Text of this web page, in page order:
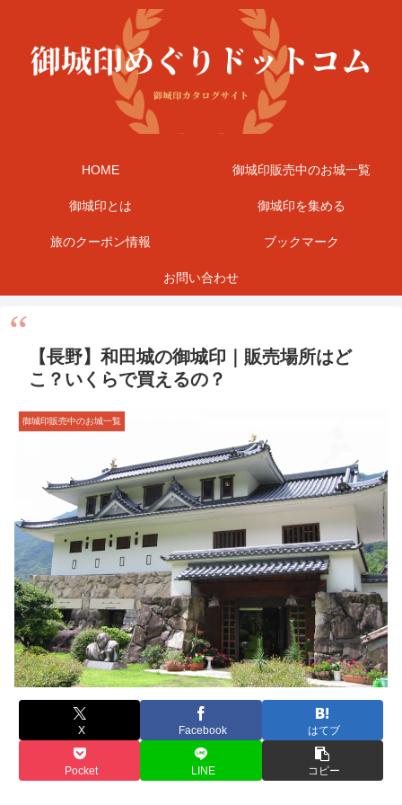
HOME 御城印販売中のお城一覧
御城印とは 御城印を集める
旅のクーポン情報 ブックマーク
お問い合わせ
【長野】和田城の御城印｜販売場所はど
こ？いくらで買えるの？
御城印販売中のお城一覧
X Facebook はてブ
Pocket LINE コピー